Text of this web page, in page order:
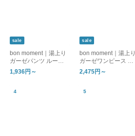
sale
bon moment｜湯上り
ガーゼパンツ ルーム
パンツ
1,936円～
sale
bon moment｜湯上り
ガーゼワンピース ル
ームワンピース
2,475円～